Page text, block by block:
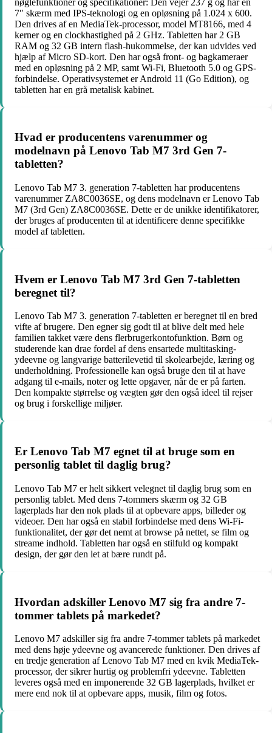
7″ skærm med IPS-teknologi og en opløsning på 1.024 x 600.
Den drives af en MediaTek-processor, model MT8166, med 4
kerner og en clockhastighed på 2 GHz. Tabletten har 2 GB
RAM og 32 GB intern flash-hukommelse, der kan udvides ved
hjælp af Micro SD-kort. Den har også front- og bagkameraer
med en opløsning på 2 MP, samt Wi-Fi, Bluetooth 5.0 og GPS-
forbindelse. Operativsystemet er Android 11 (Go Edition), og
tabletten har en grå metalisk kabinet.
Hvad er producentens varenummer og
modelnavn på Lenovo Tab M7 3rd Gen 7-
tabletten?
Lenovo Tab M7 3. generation 7-tabletten har producentens
varenummer ZA8C0036SE, og dens modelnavn er Lenovo Tab
M7 (3rd Gen) ZA8C0036SE. Dette er de unikke identifikatorer,
der bruges af producenten til at identificere denne specifikke
model af tabletten.
Hvem er Lenovo Tab M7 3rd Gen 7-tabletten
beregnet til?
Lenovo Tab M7 3. generation 7-tabletten er beregnet til en bred
vifte af brugere. Den egner sig godt til at blive delt med hele
familien takket være dens flerbrugerkontofunktion. Børn og
studerende kan drae fordel af dens ensartede multitasking-
ydeevne og langvarige batterilevetid til skolearbejde, læring og
underholdning. Professionelle kan også bruge den til at have
adgang til e-mails, noter og lette opgaver, når de er på farten.
Den kompakte størrelse og vægten gør den også ideel til rejser
og brug i forskellige miljøer.
Er Lenovo Tab M7 egnet til at bruge som en
personlig tablet til daglig brug?
Lenovo Tab M7 er helt sikkert velegnet til daglig brug som en
personlig tablet. Med dens 7-tommers skærm og 32 GB
lagerplads har den nok plads til at opbevare apps, billeder og
videoer. Den har også en stabil forbindelse med dens Wi-Fi-
funktionalitet, der gør det nemt at browse på nettet, se film og
streame indhold. Tabletten har også en stilfuld og kompakt
design, der gør den let at bære rundt på.
Hvordan adskiller Lenovo M7 sig fra andre 7-
tommer tablets på markedet?
Lenovo M7 adskiller sig fra andre 7-tommer tablets på markedet
med dens høje ydeevne og avancerede funktioner. Den drives af
en tredje generation af Lenovo Tab M7 med en kvik MediaTek-
processor, der sikrer hurtig og problemfri ydeevne. Tabletten
leveres også med en imponerende 32 GB lagerplads, hvilket er
mere end nok til at opbevare apps, musik, film og fotos.